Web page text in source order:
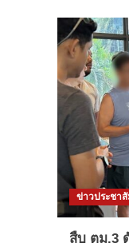
ปร
ทะ
รถ
เลข
สว
ห
เลข
โฟ
เก้า
ได้
สูง
เกื
สอง
ข่าวประชา
สืบ ตม.3